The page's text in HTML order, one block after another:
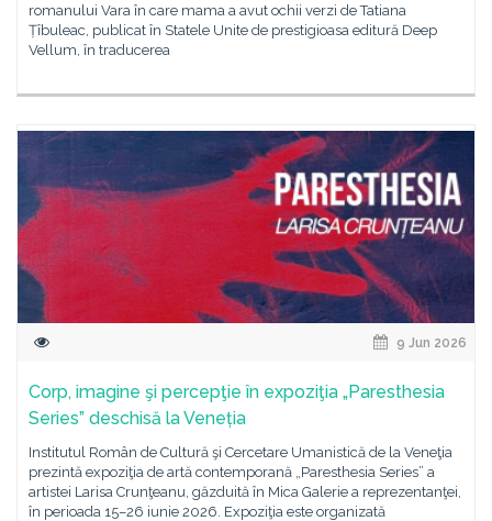
romanului Vara în care mama a avut ochii verzi de Tatiana
Țîbuleac, publicat în Statele Unite de prestigioasa editură Deep
Vellum, în traducerea
9 Jun 2026
Corp, imagine şi percepţie în expoziţia „Paresthesia
Series” deschisă la Veneția
Institutul Român de Cultură şi Cercetare Umanistică de la Veneţia
prezintă expoziţia de artă contemporană „Paresthesia Series” a
artistei Larisa Crunţeanu, găzduită în Mica Galerie a reprezentanţei,
în perioada 15–26 iunie 2026. Expoziţia este organizată